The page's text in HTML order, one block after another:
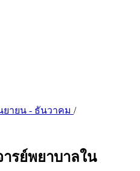
ยายน - ธันวาคม /
รย์พยาบาลใน